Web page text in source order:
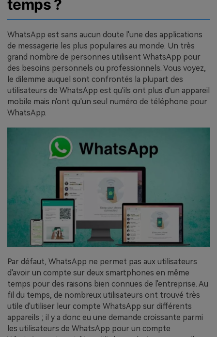
temps ?
WhatsApp est sans aucun doute l'une des applications
de messagerie les plus populaires au monde. Un très
grand nombre de personnes utilisent WhatsApp pour
des besoins personnels ou professionnels. Vous voyez,
le dilemme auquel sont confrontés la plupart des
utilisateurs de WhatsApp est qu'ils ont plus d'un appareil
mobile mais n'ont qu'un seul numéro de téléphone pour
WhatsApp.
Par défaut, WhatsApp ne permet pas aux utilisateurs
d'avoir un compte sur deux smartphones en même
temps pour des raisons bien connues de l'entreprise. Au
fil du temps, de nombreux utilisateurs ont trouvé très
utile d'utiliser leur compte WhatsApp sur différents
appareils ; il y a donc eu une demande croissante parmi
les utilisateurs de WhatsApp pour un compte